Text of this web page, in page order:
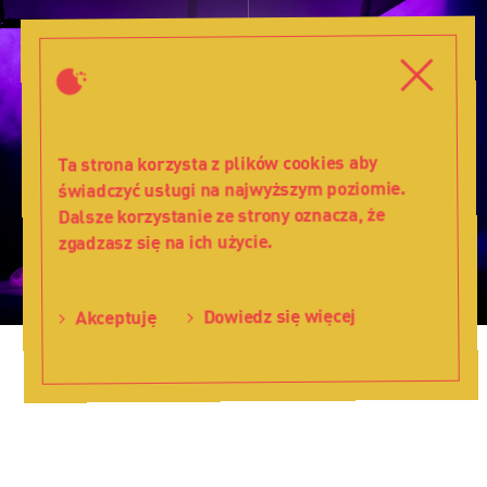
Ta strona korzysta z plików cookies aby
świadczyć usługi na najwyższym poziomie.
Dalsze korzystanie ze strony oznacza, że
zgadzasz się na ich użycie.
Akceptuję Dowiedz się więcej
Dzieci
Bullerbyn
-
Teatr
Lalka
Zamknij